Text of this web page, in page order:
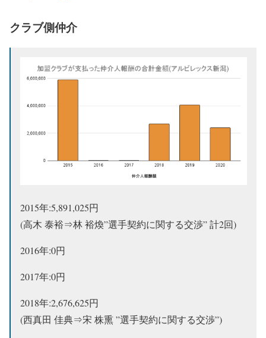
pic.twitter.com/13aDxoinoP
2021
クラブ側仲介
2015年:5,891,025円
(高木 泰裕⇒林 裕煥”選手契約に関する交渉” 計2回)
2016年:0円
2017年:0円
2018年:2,676,625円
(西真田 佳典⇒宋 株熏 ”選手契約に関する交渉”)